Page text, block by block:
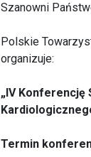
Szanowni
Polskie
organizuje:
„IV
Termin